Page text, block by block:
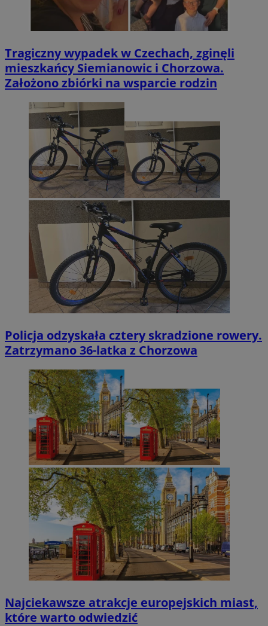
Tragiczny wypadek w Czechach, zginęli
mieszkańcy Siemianowic i Chorzowa.
Założono zbiórki na wsparcie rodzin
Policja odzyskała cztery skradzione rowery.
Zatrzymano 36-latka z Chorzowa
Najciekawsze atrakcje europejskich miast,
które warto odwiedzić